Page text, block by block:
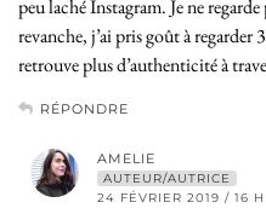
peu laché Instagram. Je ne
revanche, j’ai pris goût à regarder
retrouve plus d’authenticité à
RÉPONDRE
AMELIE
AUTEUR/AUTRICE
24 FÉVRIER 2019 / 16